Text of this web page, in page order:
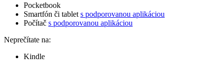
Pocketbook
Smartfón či tablet s podporovanou aplikáciou
Počítač s podporovanou aplikáciou
Neprečítate na:
Kindle